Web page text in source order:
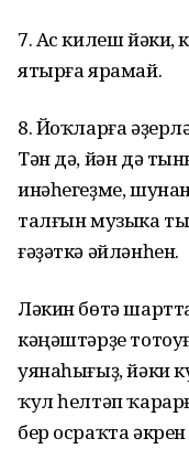
7. Ас килеш йәки,
ятырға ярамай.
8. Йоҡларға
Тән дә, йән дә
инәһегеҙме,
талғын музыка
ғәҙәткә әйләнһен.
Ләкин бөтә
кәңәштәрҙе
уянаһығыҙ, йәки
ҡул һелтәп
бер осраҡта